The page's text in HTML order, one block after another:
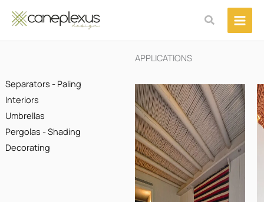
στο
περιεχόμενο
Αναζήτηση
Separators - Paling
Interiors
Umbrellas
Pergolas - Shading
Decorating
APPLICATIONS